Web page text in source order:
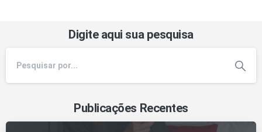
Digite aqui sua pesquisa
Publicações Recentes